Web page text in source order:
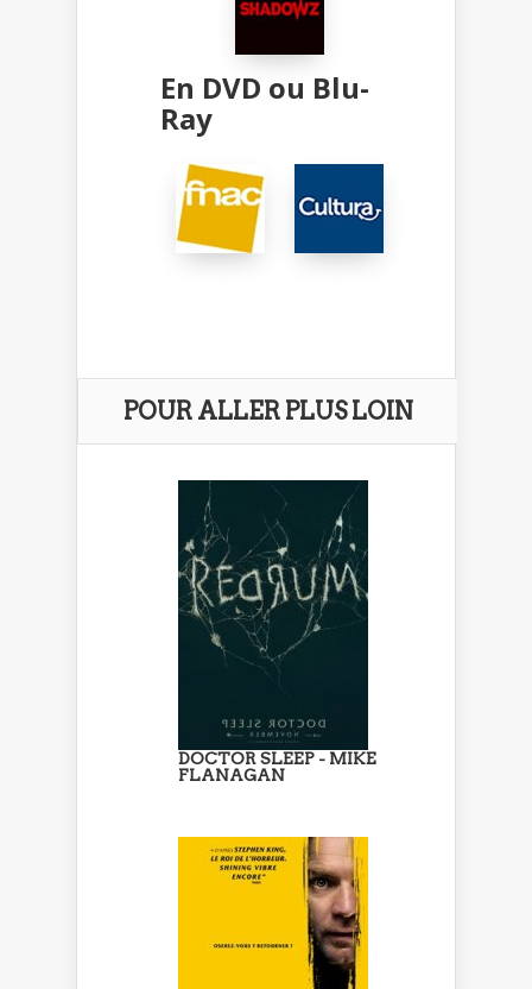
En DVD ou Blu-
Ray
POUR ALLER PLUS LOIN
DOCTOR SLEEP - MIKE
FLANAGAN